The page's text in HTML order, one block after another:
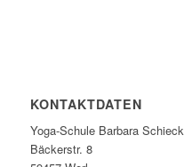
KONTAKTDATEN
Yoga-Schule Barbara Schieck
Bäckerstr. 8